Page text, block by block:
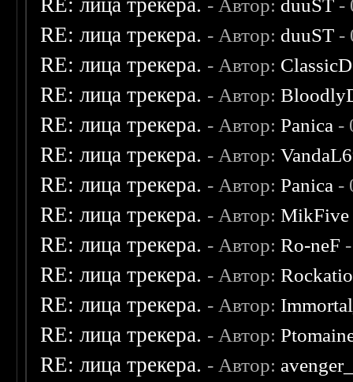
RE: лица трекера. - Автор: duuST -
RE: лица трекера. - Автор: duuST -
RE: лица трекера. - Автор:
RE: лица трекера. - Автор:
RE: лица трекера. - Автор:Panica -
RE: лица трекера. - Автор:
RE: лица трекера. - Автор:Panica -
RE: лица трекера. - Автор:MikFive
RE: лица трекера. - Автор:Ro-neF
RE: лица трекера. - Автор:
RE: лица трекера. - Автор:
RE: лица трекера. - Автор:
RE: лица трекера. - Автор: